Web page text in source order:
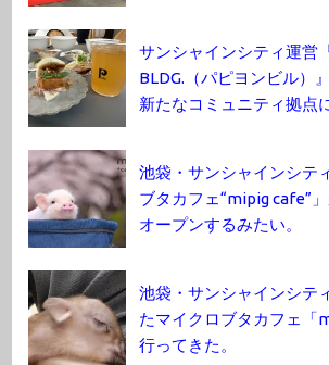
サンシャインシティ運営
BLDG.（パピヨンビル）
新たなコミュニティ拠点
池袋・サンシャインシテ
ブタカフェ“mipig cafe”
オープンするみたい。
池袋・サンシャインシテ
たマイクロブタカフェ「
行ってきた。